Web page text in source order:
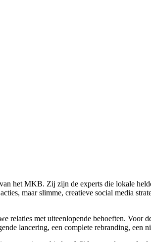
het MKB. Zij zijn de experts die lokale
maar slimme, creatieve social media
relaties met uiteenlopende behoeften. Voor
lancering, een complete rebranding, een